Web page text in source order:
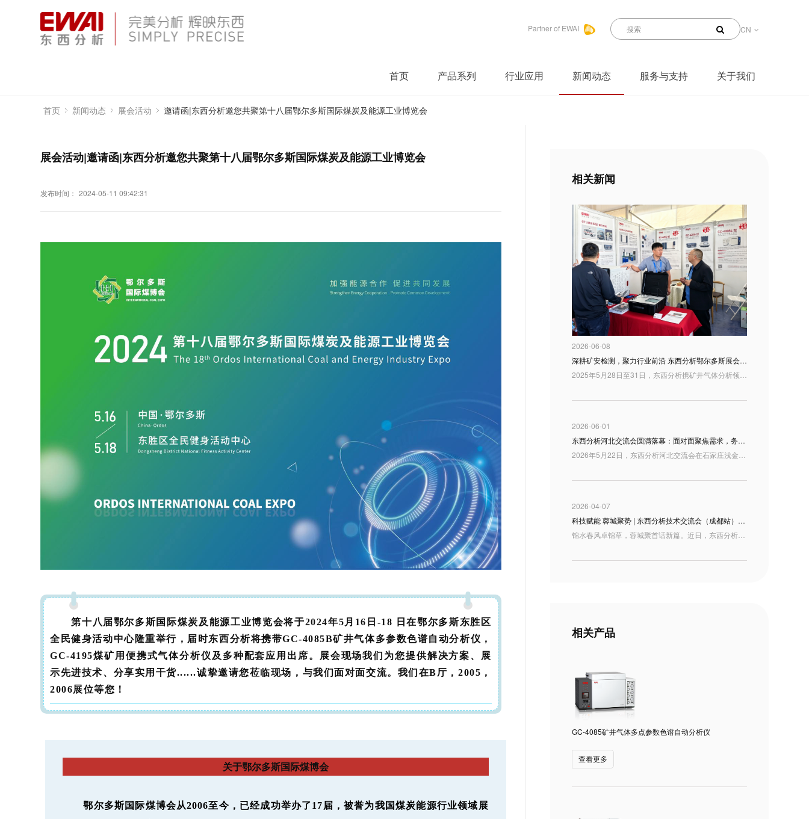
Partner of EWAI CN
首页 产品系列 行业应用 新闻动态 服务与支持 关于我们
首页 新闻动态 展会活动 邀请函|东西分析邀您共聚第十八届鄂尔多斯国际煤炭及能源工业博览会
展会活动|邀请函|东西分析邀您共聚第十八届鄂尔多斯国际煤炭及能源工业博览会
发布时间： 2024-05-11 09:42:31
第十八届鄂尔多斯国际煤炭及能源工业博览会将于2024年5月16日-18 日在鄂尔多斯东胜区
全民健身活动中心隆重举行，届时东西分析将携带GC-4085B矿井气体多参数色谱自动分析仪，
GC-4195煤矿用便携式气体分析仪及多种配套应用出席。展会现场我们为您提供解决方案、展
示先进技术、分享实用干货......诚挚邀请您莅临现场，与我们面对面交流。我们在B厅，2005，
2006展位等您 ！
关于鄂尔多斯国际煤博会
鄂尔多斯国际煤博会从2006至今，已经成功举办了17届，被誉为我国煤炭能源行业领域展
相关新闻
2026-06-08
深耕矿安检测，聚力行业前沿 东西分析鄂尔多斯展会精彩回顾
2025年5月28日至31日，东西分析携矿井气体分析领域最新研制成果亮相鄂尔多斯，与行业同仁共话矿山安全检测与智慧矿山建设新趋势。
2026-06-01
东西分析河北交流会圆满落幕：面对面聚焦需求，务实推进合作
2026年5月22日，东西分析河北交流会在石家庄浅金上东国际酒店举办。来自河北及周边地区的用户代表、行业伙伴和技术人员来到现场，围绕分析仪器产品、实验室应用需求以及高端质谱解决方案展开交流。
2026-04-07
科技赋能 蓉城聚势 | 东西分析技术交流会（成都站）圆满落幕
锦水春风卓锦草，蓉城聚首话新篇。近日，东西分析技术交流会（成都站）在四川成都隆重举行。本次交流会汇聚了来自西南地区的众多行业专家、科研学者、检验检测机构及企业代表，大家齐聚一堂，共探国产分析仪器发展新机遇，共绘行业高质量发展新蓝图。
相关产品
GC-4085矿井气体多点参数色谱自动分析仪
查看更多